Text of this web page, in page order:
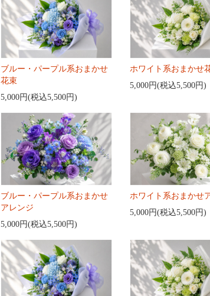
ブルー・パープル系おまかせ
花束
5,000円(税込5,500円)
ホワイト系おまかせ
5,000円(税込5,500円)
ブルー・パープル系おまかせ
アレンジ
5,000円(税込5,500円)
ホワイト系おまかせ
5,000円(税込5,500円)